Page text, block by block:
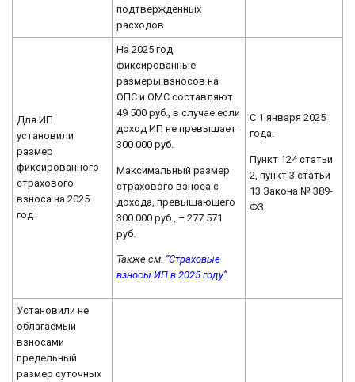
подтвержденных
расходов
Для ИП
установили
размер
фиксированного
страхового
взноса на 2025
год
На 2025 год
фиксированные
размеры взносов на
ОПС и ОМС составляют
49 500 руб., в случае если
доход ИП не превышает
300 000 руб.
Максимальный размер
страхового взноса с
дохода, превышающего
300 000 руб., – 277 571
руб.
Также см. “Страховые
взносы ИП в 2025 году“.
С 1 января 2025
года.
Пункт 124 статьи
2, пункт 3 статьи
13 Закона № 389-
ФЗ
Установили не
облагаемый
взносами
предельный
размер суточных